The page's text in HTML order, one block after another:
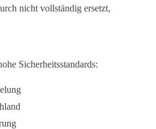
nicht vollständig ersetzt,
Sicherheitsstandards: